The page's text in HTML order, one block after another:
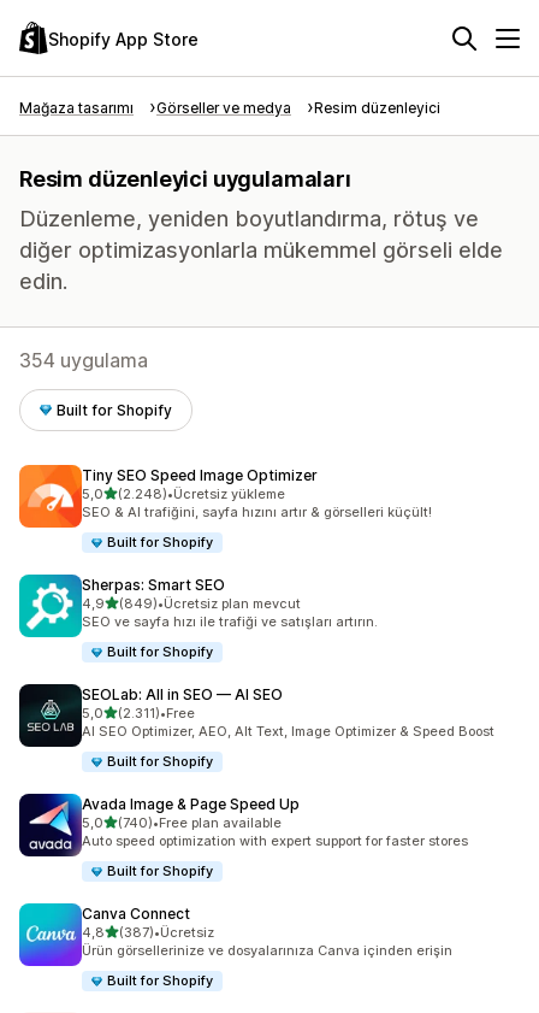
Shopify App Store
Mağaza tasarımı Görseller ve medya Resim düzenleyici
Resim düzenleyici uygulamaları
Düzenleme, yeniden boyutlandırma, rötuş ve
diğer optimizasyonlarla mükemmel görseli elde
edin.
354 uygulama
Built for Shopify
Tiny SEO Speed Image Optimizer
5,05 yıldız üzerinden
(2.248)
toplam 2248 değerlendirme
•Ücretsiz yükleme
SEO & AI trafiğini, sayfa hızını artır & görselleri küçült!
Built for Shopify
Sherpas: Smart SEO
4,95 yıldız üzerinden
(849)
toplam 849 değerlendirme
•Ücretsiz plan mevcut
SEO ve sayfa hızı ile trafiği ve satışları artırın.
Built for Shopify
SEOLab: All in SEO — AI SEO
5,05 yıldız üzerinden
(2.311)
toplam 2311 değerlendirme
•Free
AI SEO Optimizer, AEO, Alt Text, Image Optimizer & Speed Boost
Built for Shopify
Avada Image & Page Speed Up
5,05 yıldız üzerinden
(740)
toplam 740 değerlendirme
•Free plan available
Auto speed optimization with expert support for faster stores
Built for Shopify
Canva Connect
4,85 yıldız üzerinden
(387)
toplam 387 değerlendirme
•Ücretsiz
Ürün görsellerinize ve dosyalarınıza Canva içinden erişin
Built for Shopify